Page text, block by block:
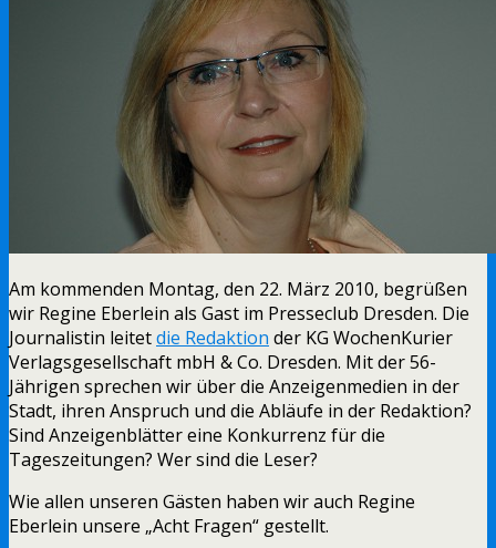
Am kommenden Montag, den 22. März 2010, begrüßen
wir Regine Eberlein als Gast im Presseclub Dresden. Die
Journalistin leitetdie Redaktion der KG WochenKurier
Verlagsgesellschaft mbH & Co. Dresden. Mit der 56-
Jährigen sprechen wir über die Anzeigenmedien in der
Stadt, ihren Anspruch und die Abläufe in der Redaktion?
Sind Anzeigenblätter eine Konkurrenz für die
Tageszeitungen? Wer sind die Leser?
Wie allen unseren Gästen haben wir auch Regine
Eberlein unsere „Acht Fragen“ gestellt.